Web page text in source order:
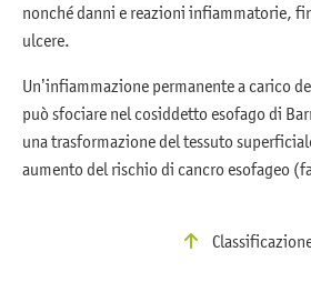
nonché danni e reazioni infiammatorie,
ulcere.
Un’infiammazione permanente a carico
può sfociare nel cosiddetto esofago di
una trasformazione del tessuto
aumento del rischio di cancro esofageo